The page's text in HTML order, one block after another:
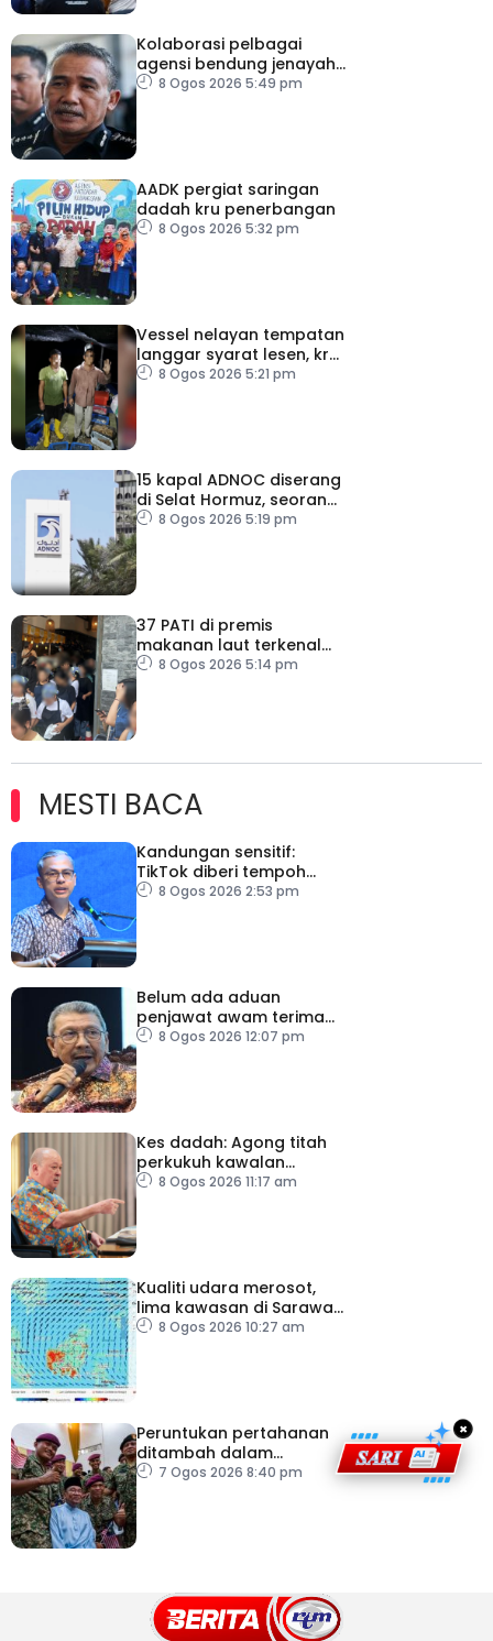
Kolaborasi pelbagai
agensi bendung jenayah
rentas sempadan
8 Ogos 2026 5:49 pm
AADK pergiat saringan
dadah kru penerbangan
8 Ogos 2026 5:32 pm
Vessel nelayan tempatan
langgar syarat lesen, kru
warga indonesia ditahan
8 Ogos 2026 5:21 pm
15 kapal ADNOC diserang
di Selat Hormuz, seorang
terkorban
8 Ogos 2026 5:19 pm
37 PATI di premis
makanan laut terkenal
dicekup
8 Ogos 2026 5:14 pm
MESTI BACA
Kandungan sensitif:
TikTok diberi tempoh
perkukuh sistem
8 Ogos 2026 2:53 pm
Belum ada aduan
penjawat awam terima
tekanan daripada ahli
8 Ogos 2026 12:07 pm
Kes dadah: Agong titah
perkukuh kawalan
lapangan terbang, pintu
8 Ogos 2026 11:17 am
Kualiti udara merosot,
lima kawasan di Sarawak
catat IPU tidak sihat
8 Ogos 2026 10:27 am
Peruntukan pertahanan
ditambah dalam
Belanjawan 2027
7 Ogos 2026 8:40 pm
×